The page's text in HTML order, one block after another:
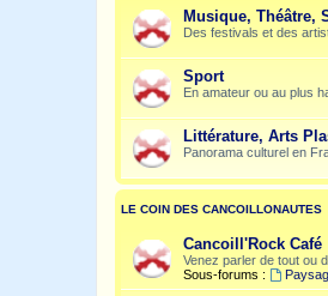
Musique, Théâtre,
Des festivals et des
Sport
En amateur ou au plus
Littérature, Arts
Panorama culturel en
LE COIN DES CANCOILLONAUTES
Cancoill'Rock Café
Venez parler de tout ou
Sous-forums :